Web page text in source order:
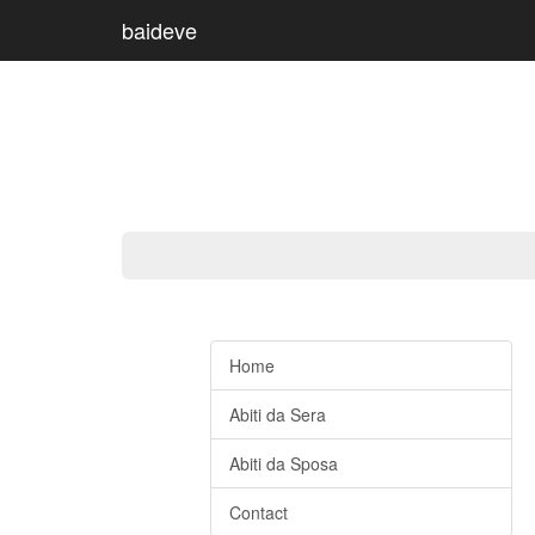
baideve
Home
Abiti da Sera
Abiti da Sposa
Contact